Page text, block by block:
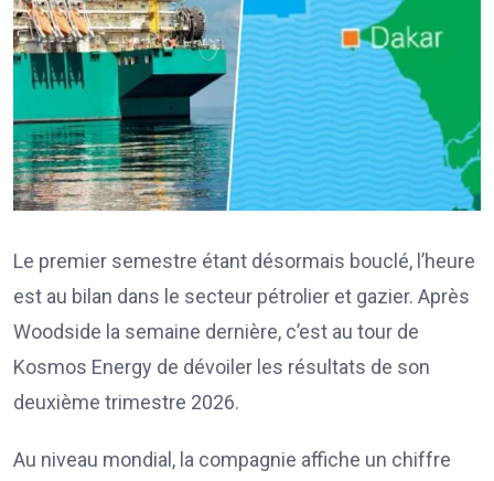
Le premier semestre étant désormais bouclé, l’heure
est au bilan dans le secteur pétrolier et gazier. Après
Woodside la semaine dernière, c’est au tour de
Kosmos Energy de dévoiler les résultats de son
deuxième trimestre 2026.
Au niveau mondial, la compagnie affiche un chiffre